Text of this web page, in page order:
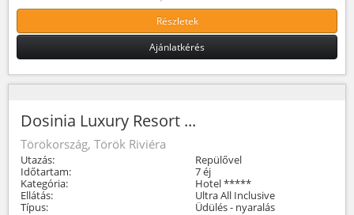
Részletek
Ajánlatkérés
Dosinia Luxury Resort ...
Törökország, Török Riviéra
Utazás:
Repülővel
Időtartam:
7 éj
Kategória:
Hotel *****
Ellátás:
Ultra All Inclusive
Típus:
Üdülés - nyaralás